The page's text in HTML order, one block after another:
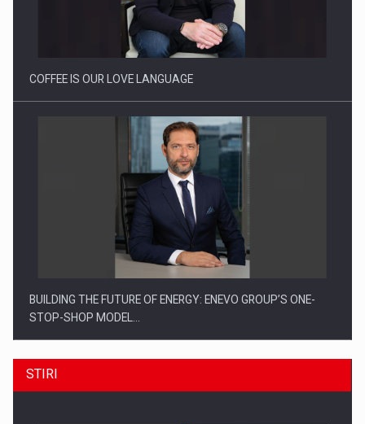
Webinar - Business Evolution-RETHINK STRATEGY-Finantare
Investitii Digitalizare
COFFEE IS OUR LOVE LANGUAGE
BUILDING THE FUTURE OF ENERGY: ENEVO GROUP’S ONE-
STOP-SHOP MODEL…
STIRI